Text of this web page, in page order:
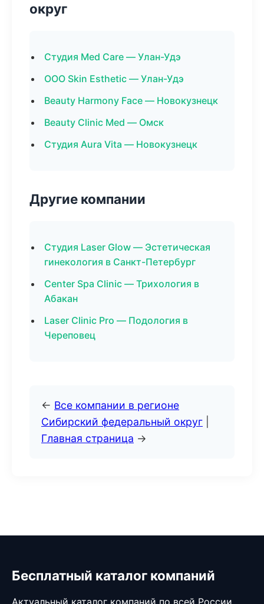
округ
Студия Med Care — Улан-Удэ
ООО Skin Esthetic — Улан-Удэ
Beauty Harmony Face — Новокузнецк
Beauty Clinic Med — Омск
Студия Aura Vita — Новокузнецк
Другие компании
Студия Laser Glow — Эстетическая
гинекология в Санкт-Петербург
Center Spa Clinic — Трихология в
Абакан
Laser Clinic Pro — Подология в
Череповец
← Все компании в регионе
Сибирский федеральный округ
Главная страница →
Бесплатный каталог компаний
Актуальный каталог компаний по всей России